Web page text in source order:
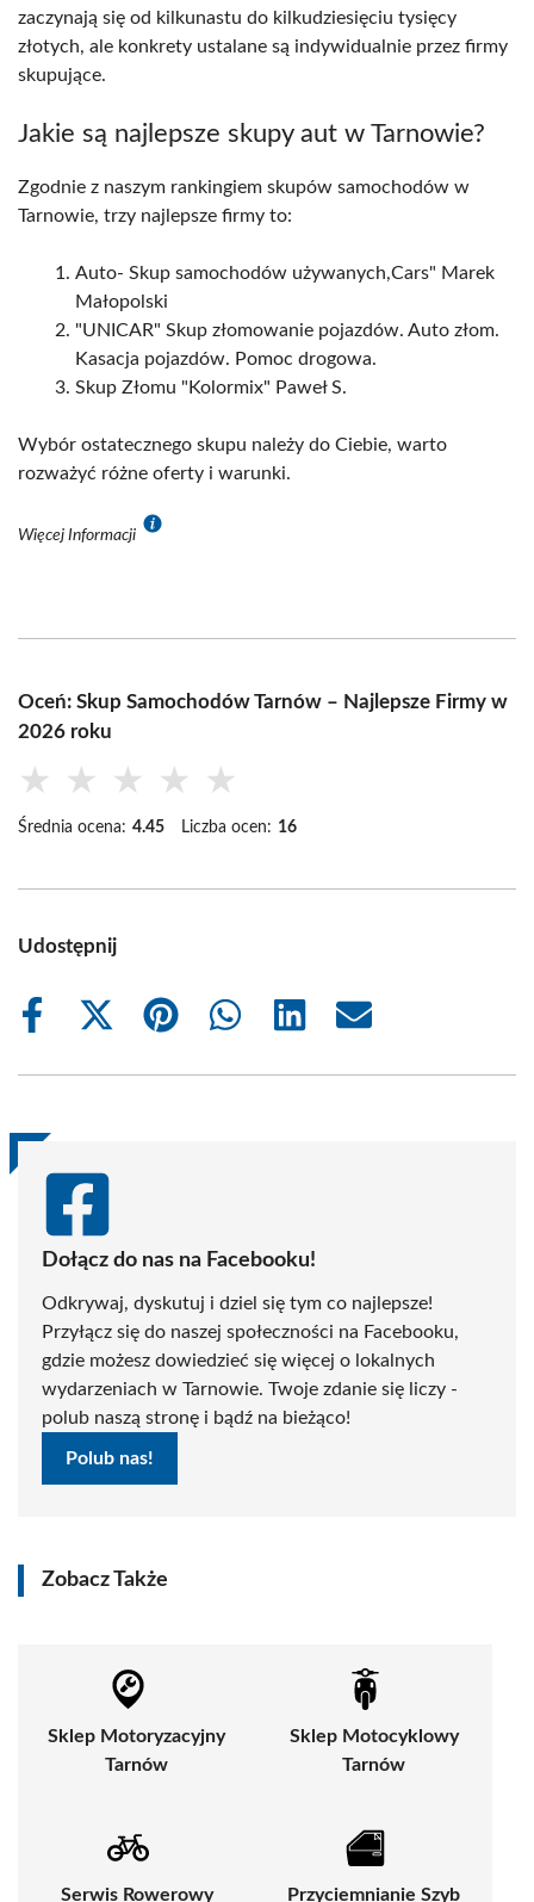
zaczynają się od kilkunastu do kilkudziesięciu tysięcy
złotych, ale konkrety ustalane są indywidualnie przez firmy
skupujące.
Jakie są najlepsze skupy aut w Tarnowie?
Zgodnie z naszym rankingiem skupów samochodów w
Tarnowie, trzy najlepsze firmy to:
Auto- Skup samochodów używanych,Cars" Marek
Małopolski
"UNICAR" Skup złomowanie pojazdów. Auto złom.
Kasacja pojazdów. Pomoc drogowa.
Skup Złomu "Kolormix" Paweł S.
Wybór ostatecznego skupu należy do Ciebie, warto
rozważyć różne oferty i warunki.
Więcej Informacji
Oceń: Skup Samochodów Tarnów – Najlepsze Firmy w
2026 roku
★ ★ ★ ★ ★
Średnia ocena: 4.45 Liczba ocen: 16
Udostępnij
Share
Share
(Twitter)
Share
Share
Share
Share
Dołącz do nas na Facebooku!
Odkrywaj, dyskutuj i dziel się tym co najlepsze!
Przyłącz się do naszej społeczności na Facebooku,
gdzie możesz dowiedzieć się więcej o lokalnych
wydarzeniach w Tarnowie. Twoje zdanie się liczy -
polub naszą stronę i bądź na bieżąco!
Polub nas!
Zobacz Także
Sklep Motoryzacyjny
Tarnów
Sklep Motocyklowy
Tarnów
Serwis Rowerowy Przyciemnianie Szyb